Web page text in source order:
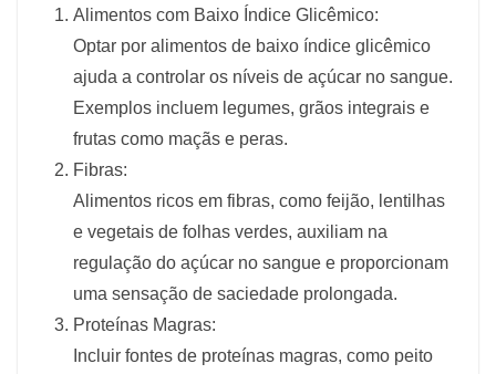
Alimentos com Baixo Índice Glicêmico:
Optar por alimentos de baixo índice glicêmico
ajuda a controlar os níveis de açúcar no sangue.
Exemplos incluem legumes, grãos integrais e
frutas como maçãs e peras.
Fibras:
Alimentos ricos em fibras, como feijão, lentilhas
e vegetais de folhas verdes, auxiliam na
regulação do açúcar no sangue e proporcionam
uma sensação de saciedade prolongada.
Proteínas Magras:
Incluir fontes de proteínas magras, como peito